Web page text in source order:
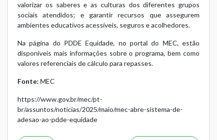
valorizar os saberes e as culturas dos diferentes grupos
sociais atendidos; e garantir recursos que assegurem
ambientes educativos acessíveis, seguros e acolhedores.
Napágina do PDDE Equidade, no portal do MEC, estão
disponíveis mais informações sobre o programa, bem como
valores referenciais de cálculo para repasses.
Fonte: MEC
https://www.gov.br/mec/pt-
br/assuntos/noticias/2025/maio/mec-abre-sistema-de-
adesao-ao-pdde-equidade